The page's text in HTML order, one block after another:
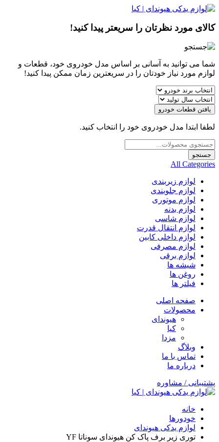
کالای مورد نظرتان را سریعتر پیدا کنید!
شما می توانید به آسانی بر اساس مدل خودروی خود، قطعات و
لوازم مورد نیاز خودتان را در سریعترین زمان ممکن پیدا کنید!
یافتن قطعات خودرو
لطفا ابتدا مدل خودروی خود را انتخاب کنید.
Products
search
جستجو
All Categories
لوازم زیربندی
لوازم جلوبندی
لوازم موتوری
لوازم بدنه
لوازم شاسی
لوازم انتقال قدرت
لوازم داخلی کابین
لوازم مصرفی
لوازم برقی
شیشه ها
روغن ها
فیلتر ها
صفحه اصلی
محصولات
هیوندای
کیا
مزدا
وبلاگ
تماس با ما
درباره ما
پشتیبانی / مشاوره
خانه
خودورها
لوازم یدکی هیوندای
توری زیر برف پاک کن هیوندای سوناتا YF